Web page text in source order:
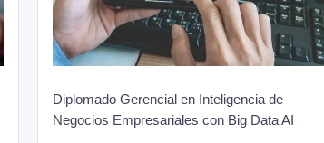
Diplomado Gerencial en Inteligencia de
Negocios Empresariales con Big Data AI